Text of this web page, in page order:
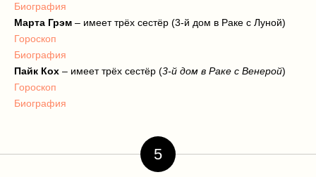
Биография
Марта Грэм – имеет трёх сестёр (3-й дом в Раке с Луной)
Гороскоп
Биография
Пайк Кох – имеет трёх сестёр (3-й дом в Раке с Венерой)
Гороскоп
Биография
5